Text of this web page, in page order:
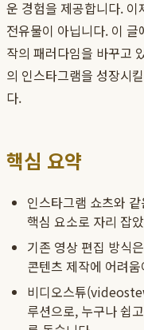
운 경험을 제공합니다. 이
전유물이 아닙니다. 이
작의 패러다임을 바꾸고
의 인스타그램을 성장시
다.
핵심 요약
인스타그램 쇼츠와
핵심 요소로 자리 잡
기존 영상 편집 방식
콘텐츠 제작에 어려
비디오스튜
루션으로, 누구나 쉽